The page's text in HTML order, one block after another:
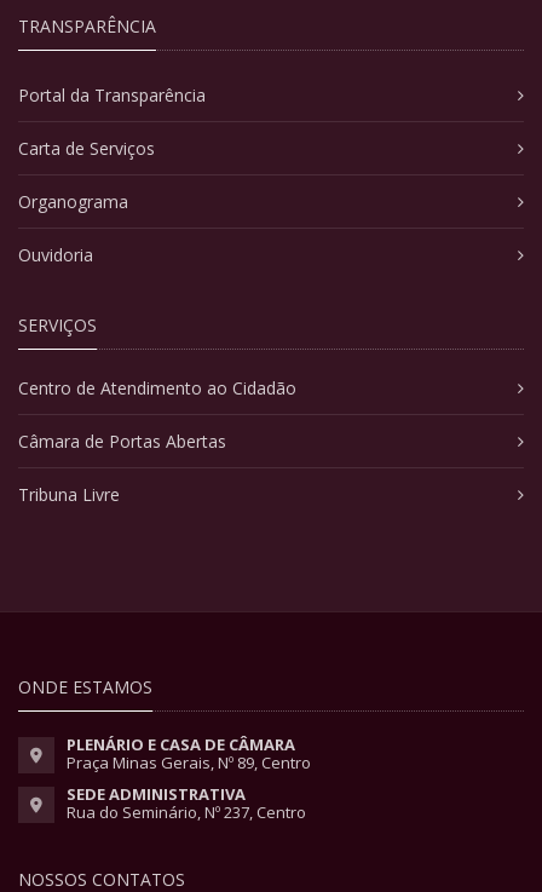
TRANSPARÊNCIA
Portal da Transparência
Carta de Serviços
Organograma
Ouvidoria
SERVIÇOS
Centro de Atendimento ao Cidadão
Câmara de Portas Abertas
Tribuna Livre
ONDE ESTAMOS
PLENÁRIO E CASA DE CÂMARA
Praça Minas Gerais, Nº 89, Centro
SEDE ADMINISTRATIVA
Rua do Seminário, Nº 237, Centro
NOSSOS CONTATOS